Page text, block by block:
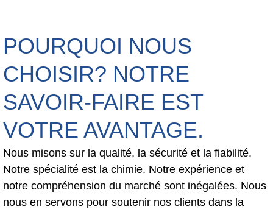
POURQUOI NOUS
CHOISIR? NOTRE
SAVOIR-FAIRE EST
VOTRE AVANTAGE.
Nous misons sur la qualité, la sécurité et la fiabilité.
Notre spécialité est la chimie. Notre expérience et
notre compréhension du marché sont inégalées. Nous
nous en servons pour soutenir nos clients dans la